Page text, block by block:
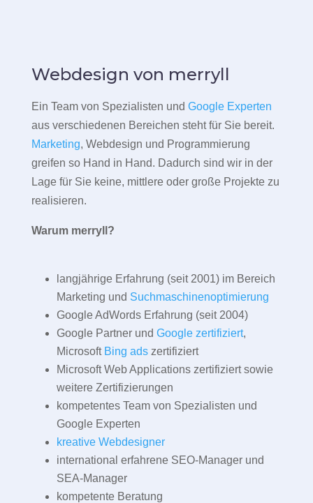
Webdesign von merryll
Ein Team von Spezialisten und Google Experten
aus verschiedenen Bereichen steht für Sie bereit.
Marketing, Webdesign und Programmierung
greifen so Hand in Hand. Dadurch sind wir in der
Lage für Sie keine, mittlere oder große Projekte zu
realisieren.
Warum merryll?
langjährige Erfahrung (seit 2001) im Bereich
Marketing und Suchmaschinenoptimierung
Google AdWords Erfahrung (seit 2004)
Google Partner und Google zertifiziert,
Microsoft Bing adszertifiziert
Microsoft Web Applications zertifiziert sowie
weitere Zertifizierungen
kompetentes Team von Spezialisten und
Google Experten
kreative Webdesigner
international erfahrene SEO-Manager und
SEA-Manager
kompetente Beratung